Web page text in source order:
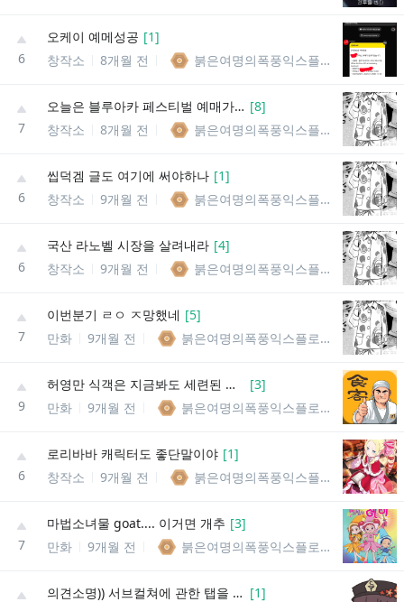
6
오케이 예메성공 [1]
창작소
8개월 전 붉은여명의폭풍익스플로전의메구밍
7
오늘은 블루아카 페스티벌 예매가 있는 날이애오 [8]
창작소
8개월 전 붉은여명의폭풍익스플로전의메구밍
6
씹덕겜 글도 여기에 써야하나 [1]
창작소
9개월 전 붉은여명의폭풍익스플로전의메구밍
6
국산 라노벨 시장을 살려내라 [4]
창작소
9개월 전 붉은여명의폭풍익스플로전의메구밍
7
이번분기 ㄹㅇ ㅈ망했네 [5]
만화
9개월 전 붉은여명의폭풍익스플로전의메구밍
9
허영만 식객은 지금봐도 세련된 작품임 [3]
만화
9개월 전 붉은여명의폭풍익스플로전의메구밍
6
로리바바 캐릭터도 좋단말이야 [1]
창작소
9개월 전 붉은여명의폭풍익스플로전의메구밍
7
마법소녀물 goat.... 이거면 개추 [3]
만화
9개월 전 붉은여명의폭풍익스플로전의메구밍
의견소명)) 서브컬쳐에 관한 탭을 만들어주세요 [1]